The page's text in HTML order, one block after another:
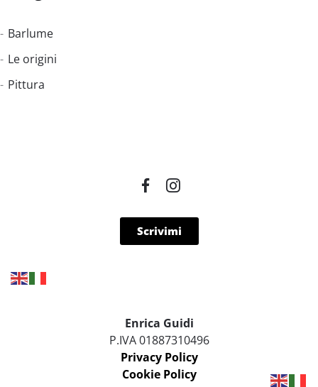
Barlume
Le origini
Pittura
Scrivimi
Enrica Guidi
P.IVA 01887310496
Privacy Policy
Cookie Policy